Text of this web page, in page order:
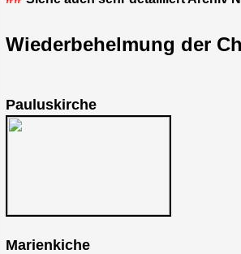
Wiederbehelmung der
Pauluskirche
Marienkiche